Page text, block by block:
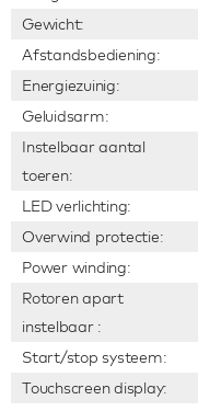
Gewicht:
Afstandsbediening:
Energiezuinig:
Geluidsarm:
Instelbaar aantal
toeren:
LED verlichting:
Overwind protectie:
Power winding:
Rotoren apart
instelbaar :
Start/stop systeem:
Touchscreen display: